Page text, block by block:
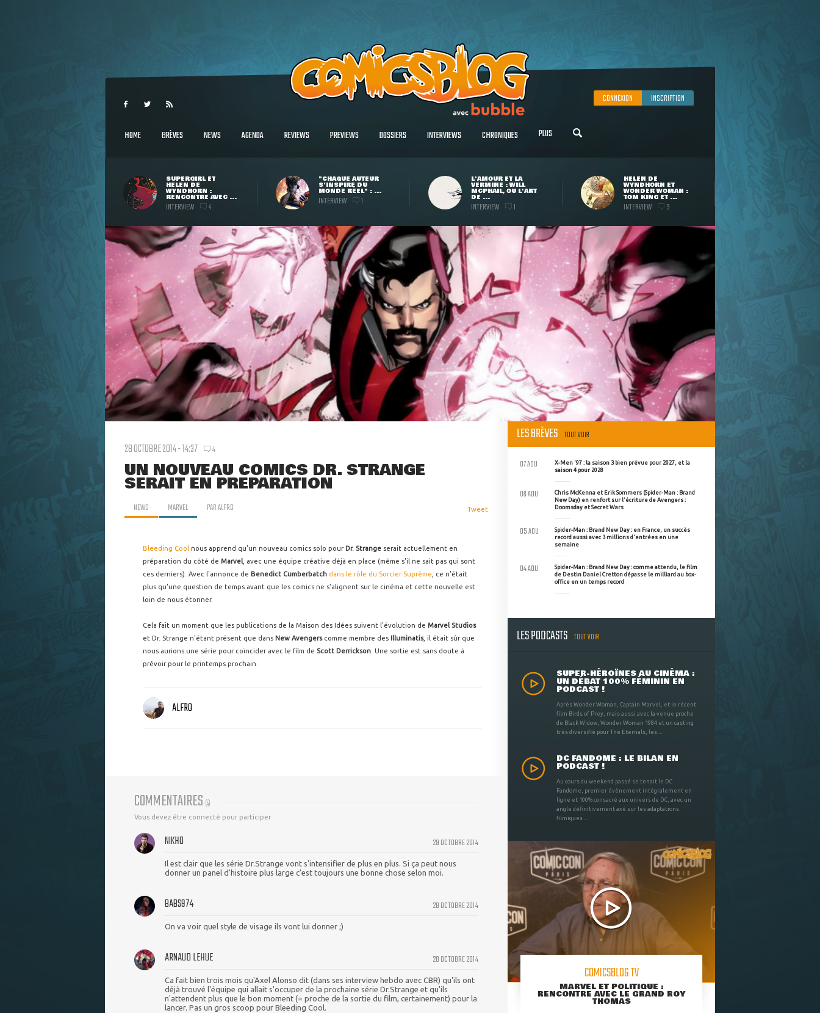
CONNEXION INSCRIPTION
HOME BRÈVES NEWS AGENDA REVIEWS PREVIEWS DOSSIERS INTERVIEWS CHRONIQUES PLUS
SUPERGIRL ET
HELEN DE
WYNDHORN :
RENCONTRE AVEC ...
INTERVIEW 4
"CHAQUE AUTEUR
S'INSPIRE DU
MONDE RÉEL" : ...
INTERVIEW 1
L'AMOUR ET LA
VERMINE : WILL
MCPHAIL, OU L'ART
DE ...
INTERVIEW 1
HELEN DE
WYNDHORN ET
WONDER WOMAN :
TOM KING ET ...
INTERVIEW 3
28 OCTOBRE 2014 - 14:37 4
UN NOUVEAU COMICS DR. STRANGE
SERAIT EN PRÉPARATION
NEWS MARVEL PARALFRO Tweet
Bleeding Cool nous apprend qu'un nouveau comics solo pour Dr. Strange serait actuellement en
préparation du côté de Marvel , avec une équipe créative déjà en place (même s'il ne sait pas qui sont
ces derniers). Avec l'annonce de Benedict Cumberbatch dans le rôle du Sorcier Suprême , ce n'était
plus qu'une question de temps avant que les comics ne s'alignent sur le cinéma et cette nouvelle est
loin de nous étonner.
Cela fait un moment que les publications de la Maison des Idées suivent l'évolution de Marvel Studios
et Dr. Strange n'étant présent que dans New Avengerscomme membre des Illuminatis, il était sûr que
nous aurions une série pour coïncider avec le film de Scott Derrickson . Une sortie est sans doute à
prévoir pour le printemps prochain.
ALFRO
COMMENTAIRES (4)
Vous devez être connecté pour participer
29 OCTOBRE 2014
NIKHO
Il est clair que les série Dr.Strange vont s'intensifier de plus en plus. Si ça peut nous
donner un panel d'histoire plus large c'est toujours une bonne chose selon moi.
28 OCTOBRE 2014
BABS974
On va voir quel style de visage ils vont lui donner ;)
28 OCTOBRE 2014
ARNAUD LEHUE
Ca fait bien trois mois qu'Axel Alonso dit (dans ses interview hebdo avec CBR) qu'ils ont
déjà trouvé l'équipe qui allait s'occuper de la prochaine série Dr.Strange et qu'ils
n'attendent plus que le bon moment (= proche de la sortie du film, certainement) pour la
lancer. Pas un gros scoop pour Bleeding Cool.
LES BRÈVES TOUT VOIR
X-Men '97 : la saison 3 bien prévue pour 2027, et la
saison 4 pour 2028
07 AOU
Chris McKenna et Erik Sommers (Spider-Man : Brand
New Day) en renfort sur l'écriture de Avengers :
Doomsday et Secret Wars
06 AOU
Spider-Man : Brand New Day : en France, un succès
record aussi avec 3 millions d'entrées en une
semaine
05 AOU
Spider-Man : Brand New Day : comme attendu, le film
de Destin Daniel Cretton dépasse le milliard au box-
office en un temps record
04 AOU
LES PODCASTS TOUT VOIR
SUPER-HÉROÏNES AU CINÉMA :
UN DÉBAT 100% FÉMININ EN
PODCAST !
Après Wonder Woman, Captain Marvel, et le récent
film Birds of Prey, mais aussi avec la venue proche
de Black Widow, Wonder Woman 1984 et un casting
très diversifié pour The Eternals, les ...
DC FANDOME : LE BILAN EN
PODCAST !
Au cours du weekend passé se tenait le DC
Fandome, premier évènement intégralement en
ligne et 100% consacré aux univers de DC, avec un
angle définitivement axé sur les adaptations
filmiques ...
COMICSBLOG TV
MARVEL ET POLITIQUE :
RENCONTRE AVEC LE GRAND ROY
THOMAS